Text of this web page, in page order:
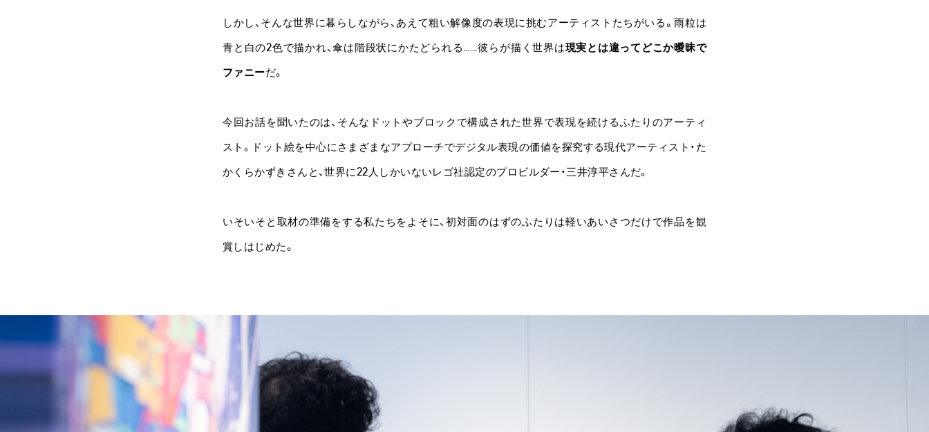
しかし、そんな世界に暮らしながら、あえて粗い解像度の表現に挑むアーティストたちがいる。雨粒は
青と白の2色で描かれ、傘は階段状にかたどられる……彼らが描く世界は現実とは違ってどこか曖昧で
ファニーだ。
今回お話を聞いたのは、そんなドットやブロックで構成された世界で表現を続けるふたりのアーティ
スト。ドット絵を中心にさまざまなアプローチでデジタル表現の価値を探究する現代アーティスト・た
かくらかずきさんと、世界に22人しかいないレゴ社認定のプロビルダー・三井淳平さんだ。
いそいそと取材の準備をする私たちをよそに、初対面のはずのふたりは軽いあいさつだけで作品を観
賞しはじめた。